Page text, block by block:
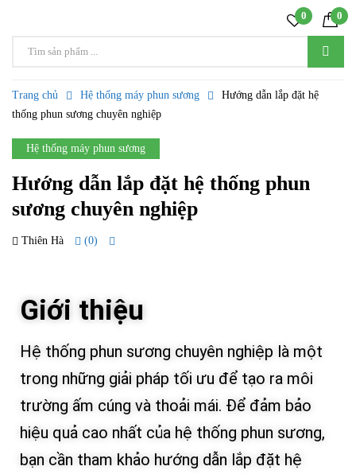
0 0
Trang chủ Hệ thống máy phun sương
Hướng dẫn lắp đặt hệ
thống phun sương chuyên nghiệp
Hệ thống máy phun sương
Hướng dẫn lắp đặt hệ thống phun
sương chuyên nghiệp
Thiên Hà (0)
Giới thiệu
Hệ thống phun sương chuyên nghiệp là một
trong những giải pháp tối ưu để tạo ra môi
trường ấm cúng và thoải mái. Để đảm bảo
hiệu quả cao nhất của hệ thống phun sương,
bạn cần tham khảo hướng dẫn lắp đặt hệ